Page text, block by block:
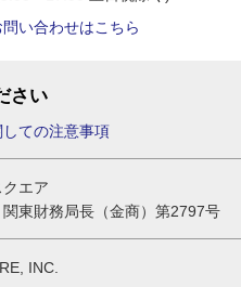
い合わせはこちら
さい
ての注意事項
エア
東財務局長（金商）第2797号
INC.